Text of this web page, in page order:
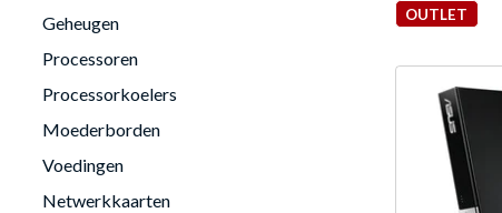
Geheugen
Processoren
Processorkoelers
Moederborden
Voedingen
Netwerkkaarten
OUTLET